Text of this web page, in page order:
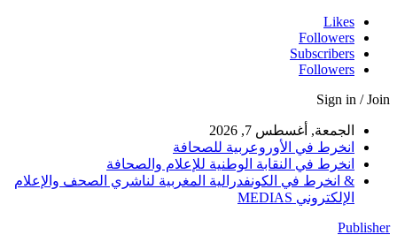
Likes
Followers
Subscribers
Followers
Sign in / Join
الجمعة, أغسطس 7, 2026
انخرط في الأوروعربية للصحافة
انخرط في النقابة الوطنية للإعلام والصحافة
& انخرط في الكونفدرالية المغربية لناشري الصحف والإعلام
الإلكتروني MEDIAS
Publisher